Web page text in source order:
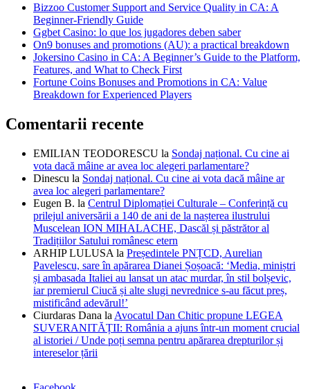
Bizzoo Customer Support and Service Quality in CA: A
Beginner-Friendly Guide
Ggbet Casino: lo que los jugadores deben saber
On9 bonuses and promotions (AU): a practical breakdown
Jokersino Casino in CA: A Beginner’s Guide to the Platform,
Features, and What to Check First
Fortune Coins Bonuses and Promotions in CA: Value
Breakdown for Experienced Players
Comentarii recente
EMILIAN TEODORESCU la Sondaj național. Cu cine ai
vota dacă mâine ar avea loc alegeri parlamentare?
Dinescu la Sondaj național. Cu cine ai vota dacă mâine ar
avea loc alegeri parlamentare?
Eugen B. la Centrul Diplomației Culturale – Conferință cu
prilejul aniversării a 140 de ani de la nașterea ilustrului
Muscelean ION MIHALACHE, Dascăl și păstrător al
Tradițiilor Satului românesc etern
ARHIP LULUSA la Președintele PNȚCD, Aurelian
Pavelescu, sare în apărarea Dianei Șoșoacă: ‘Media, miniștri
și ambasada Italiei au lansat un atac murdar, în stil bolșevic,
iar premierul Ciucă și alte slugi nevrednice s-au făcut preș,
mistificând adevărul!’
Ciurdaras Dana la Avocatul Dan Chitic propune LEGEA
SUVERANITĂȚII: România a ajuns într-un moment crucial
al istoriei / Unde poți semna pentru apărarea drepturilor și
intereselor țării